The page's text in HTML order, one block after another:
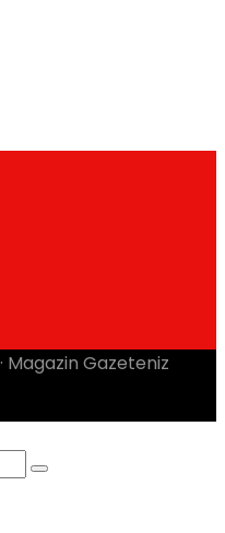
· Magazin Gazeteniz